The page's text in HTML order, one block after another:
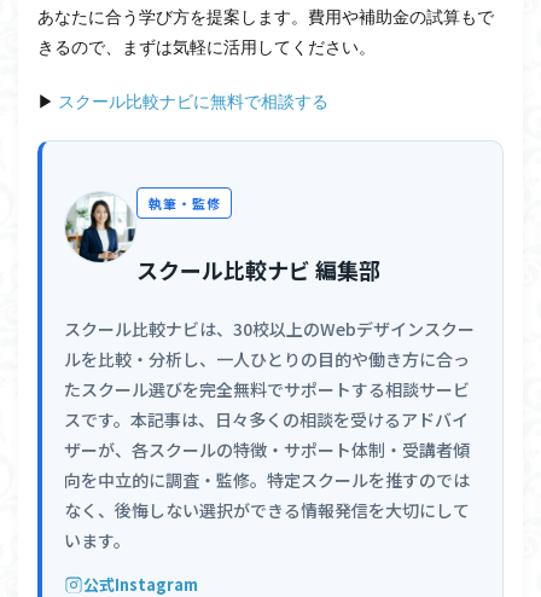
あなたに合う学び方を提案します。費用や補助金の試算もで
きるので、まずは気軽に活用してください。
▶ スクール比較ナビに無料で相談する
執筆・監修
スクール比較ナビ 編集部
スクール比較ナビは、30校以上のWebデザインスクー
ルを比較・分析し、一人ひとりの目的や働き方に合っ
たスクール選びを完全無料でサポートする相談サービ
スです。本記事は、日々多くの相談を受けるアドバイ
ザーが、各スクールの特徴・サポート体制・受講者傾
向を中立的に調査・監修。特定スクールを推すのでは
なく、後悔しない選択ができる情報発信を大切にして
います。
公式Instagram